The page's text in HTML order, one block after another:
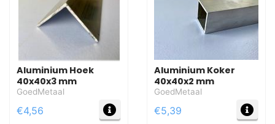
Aluminium Hoek
40x40x3 mm
GoedMetaal
€4,56 MEER INFO
Aluminium Koker
40x40x2 mm
GoedMetaal
€5,39